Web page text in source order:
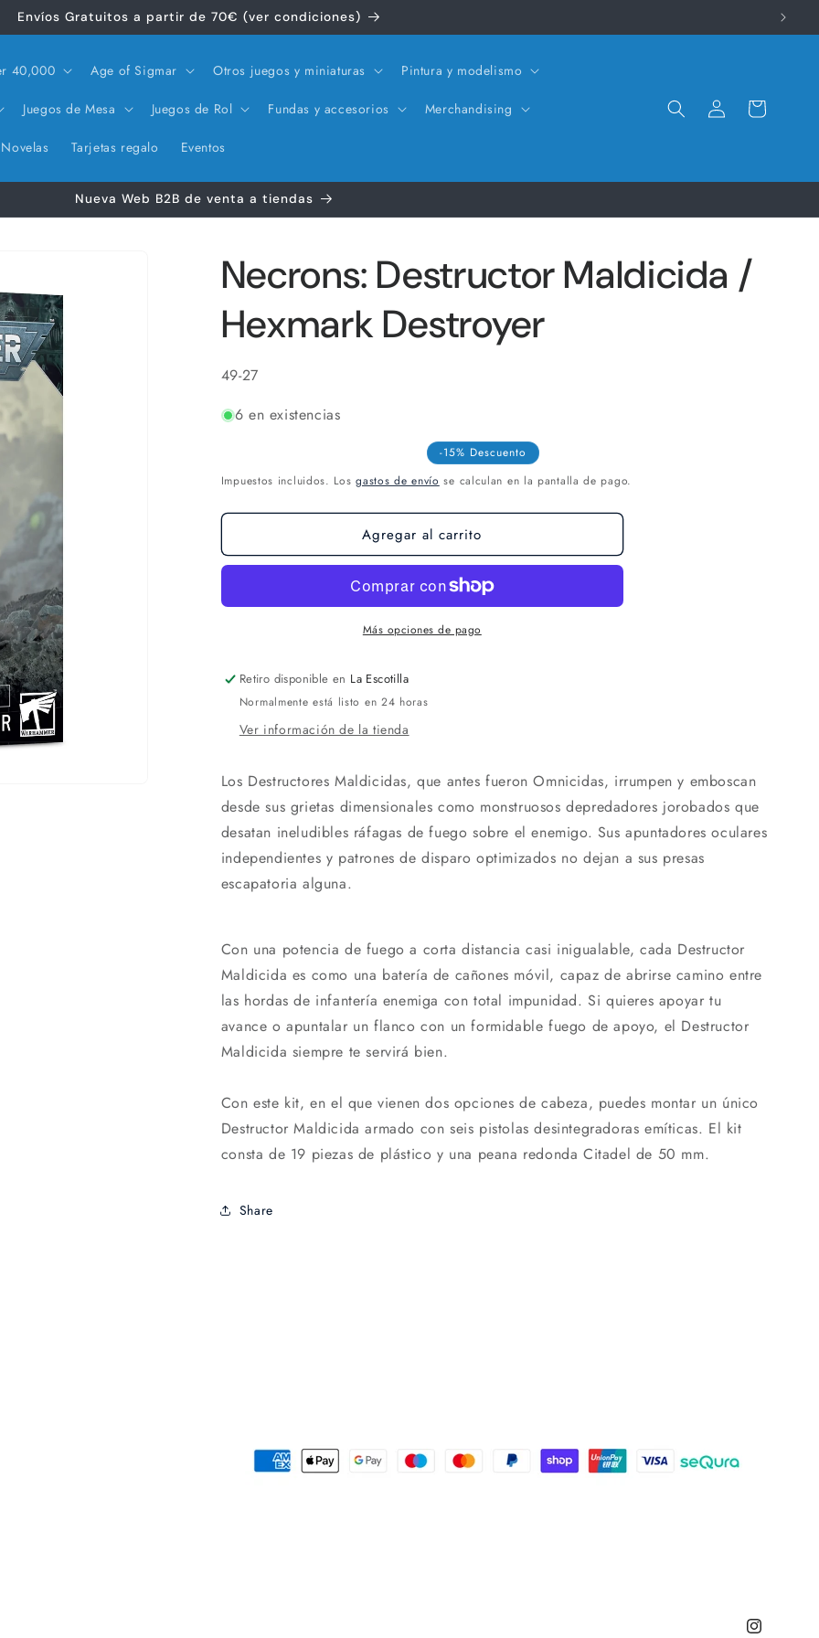
Envíos Gratuitos a partir de 70€ (ver condiciones)
40,000 Age of Sigmar Otros juegos y miniaturas Pintura y modelismo
Juegos de Mesa Juegos de Rol Fundas y accesorios Merchandising
Novelas Tarjetas regalo Eventos
Iniciar
sesión
Carrito
Nueva Web B2B de venta a tiendas
Necrons: Destructor Maldicida /
Hexmark Destroyer
SKU:
49-27
6 en existencias
-15% Descuento
Impuestos incluidos. Losgastos de envío se calculan en la pantalla de pago.
Agregar al carrito
Más opciones de pago
Retiro disponible en La Escotilla
Normalmente está listo en 24 horas
Ver información de la tienda
Los Destructores Maldicidas, que antes fueron Omnicidas, irrumpen y emboscan
desde sus grietas dimensionales como monstruosos depredadores jorobados que
desatan ineludibles ráfagas de fuego sobre el enemigo. Sus apuntadores oculares
independientes y patrones de disparo optimizados no dejan a sus presas
escapatoria alguna.
Con una potencia de fuego a corta distancia casi inigualable, cada Destructor
Maldicida es como una batería de cañones móvil, capaz de abrirse camino entre
las hordas de infantería enemiga con total impunidad. Si quieres apoyar tu
avance o apuntalar un flanco con un formidable fuego de apoyo, el Destructor
Maldicida siempre te servirá bien.
Con este kit, en el que vienen dos opciones de cabeza, puedes montar un único
Destructor Maldicida armado con seis pistolas desintegradoras emíticas. El kit
consta de 19 piezas de plástico y una peana redonda Citadel de 50 mm.
Share